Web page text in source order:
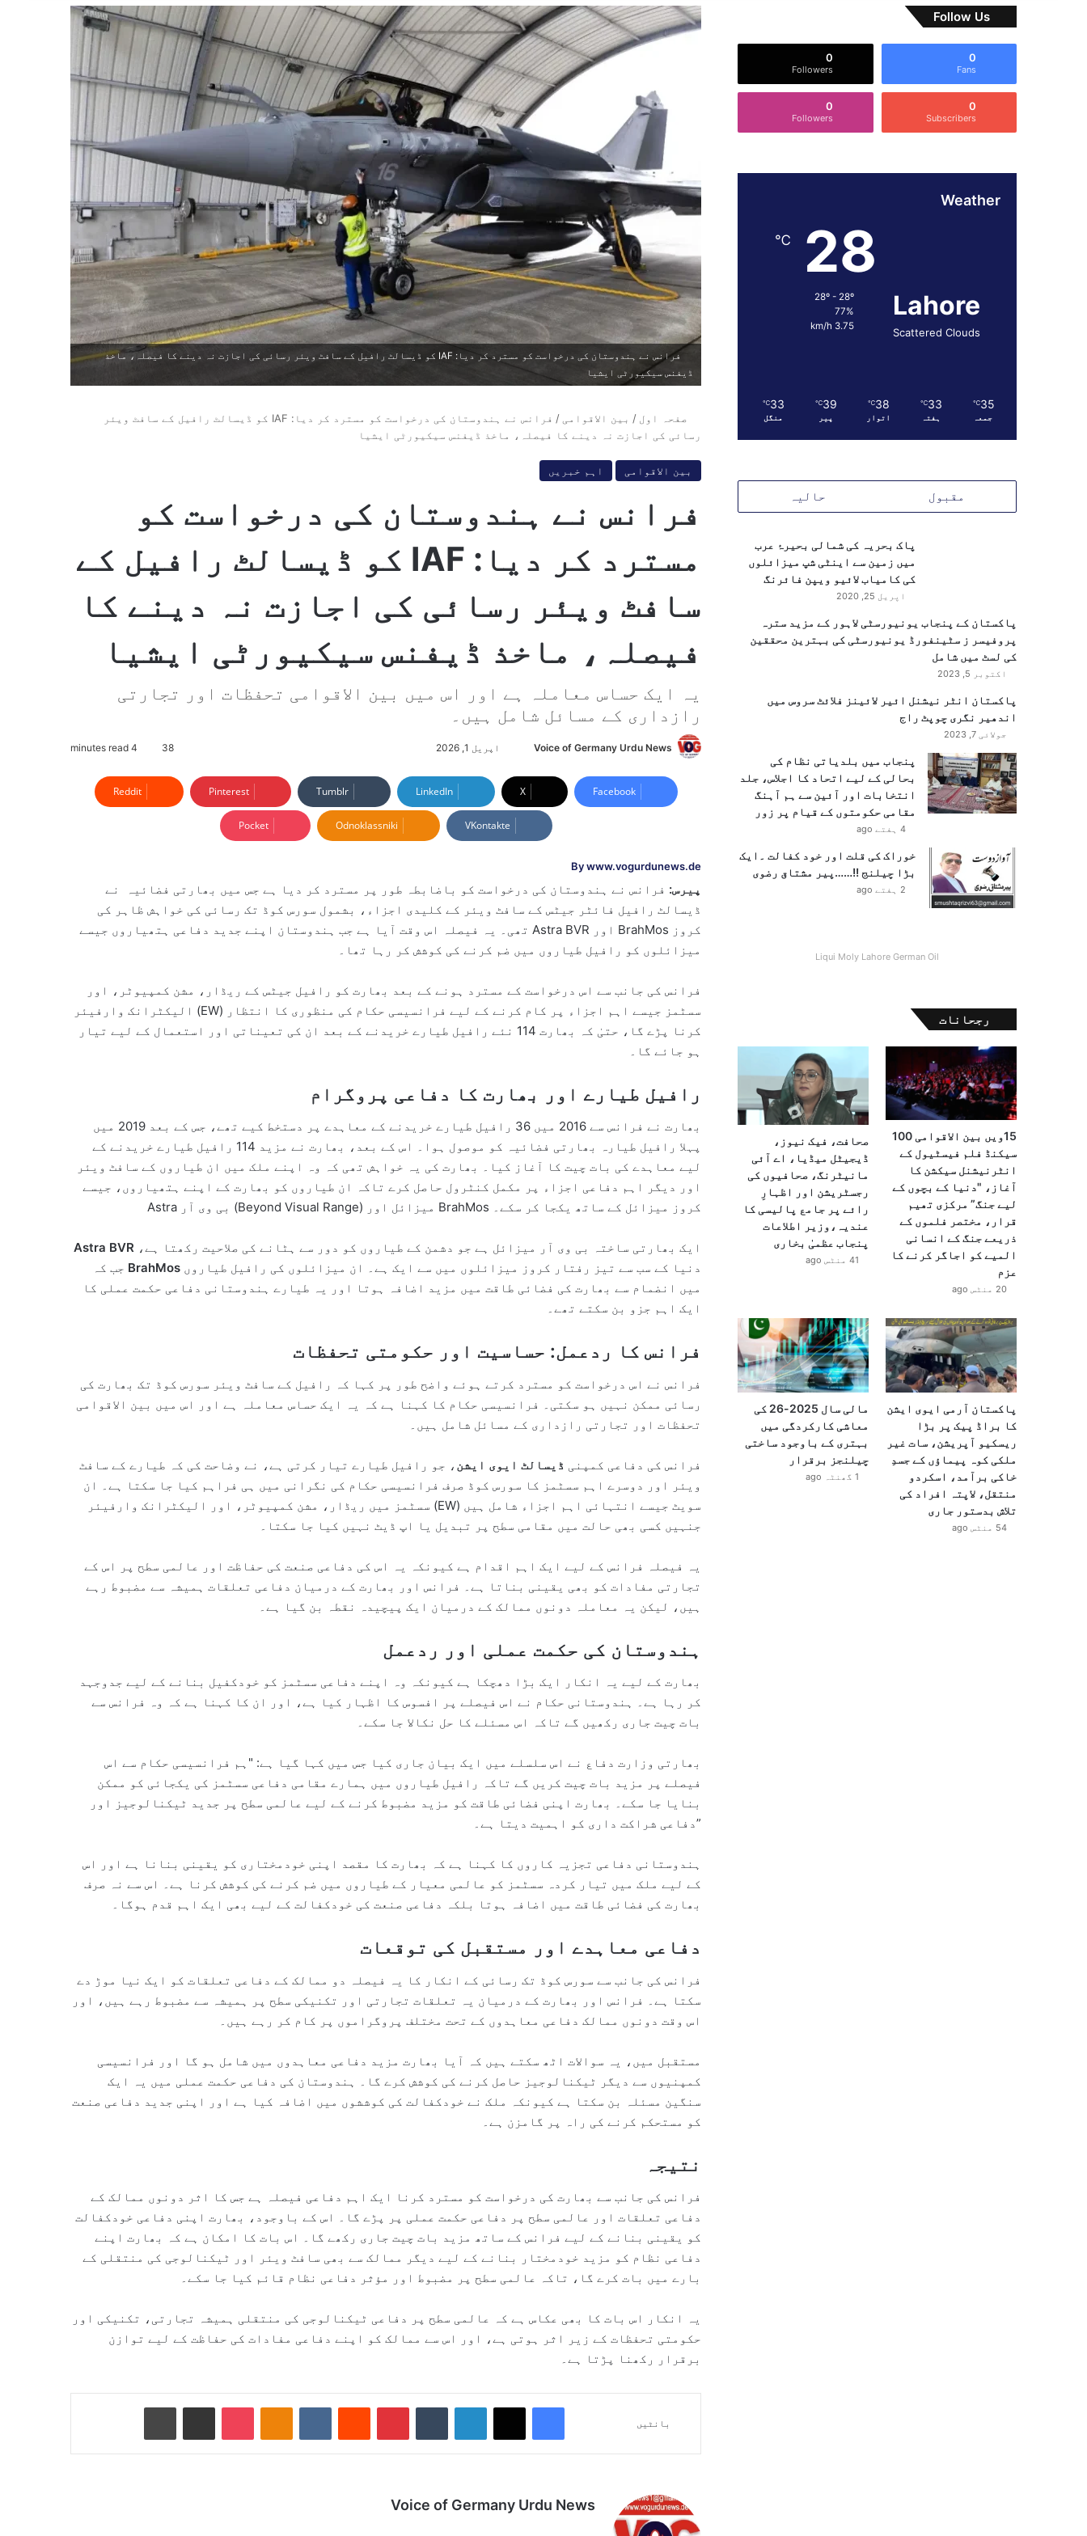
فرانس نے ہندوستان کی درخواست کو مسترد کر دیا: IAF کو ڈیسالٹ رافیل کے سافٹ ویئر رسائی کی اجازت نہ دینے کا فیصلہ، ماخذ
ڈیفنس سیکیورٹی ایشیا
صفحہ اول / بین الاقوامی /
فرانس نے ہندوستان کی درخواست کو مسترد کر دیا: IAF کو ڈیسالٹ رافیل کے سافٹ ویئر
رسائی کی اجازت نہ دینے کا فیصلہ، ماخذ ڈیفنس سیکیورٹی ایشیا
بین الاقوامی اہم خبریں
فرانس نے ہندوستان کی درخواست کو
مسترد کر دیا: IAF کو ڈیسالٹ رافیل کے
سافٹ ویئر رسائی کی اجازت نہ دینے کا
فیصلہ، ماخذ ڈیفنس سیکیورٹی ایشیا
یہ ایک حساس معاملہ ہے اور اس میں بین الاقوامی تحفظات اور تجارتی
رازداری کے مسائل شامل ہیں۔
Voice of Germany Urdu News
n
d
n
اپریل 1, 2026 38
Facebook
X
LinkedIn
Tumblr
Pinterest
Reddit
VKontakte
Odnoklassniki
Pocket
By www.vogurdunews.de
پیرس: فرانس نے ہندوستان کی درخواست کو باضابطہ طور پر مسترد کر دیا ہے جس میں بھارتی فضائیہ نے
ڈیسالٹ رافیل فائٹر جیٹس کے سافٹ ویئر کے کلیدی اجزاء، بشمول سورس کوڈ تک رسائی کی خواہش ظاہر کی
تھی۔ یہ فیصلہ اس وقت آیا ہے جب ہندوستان اپنے جدید دفاعی ہتھیاروں جیسے Astra BVR اور BrahMos کروز
میزائلوں کو رافیل طیاروں میں ضم کرنے کی کوشش کر رہا تھا۔
فرانس کی جانب سے اس درخواست کے مسترد ہونے کے بعد بھارت کو رافیل جیٹس کے ریڈار، مشن کمپیوٹر، اور
الیکٹرانک وارفیئر (EW) سسٹمز جیسے اہم اجزاء پر کام کرنے کے لیے فرانسیسی حکام کی منظوری کا انتظار
کرنا پڑے گا، حتیٰ کہ بھارت 114 نئے رافیل طیارے خریدنے کے بعد ان کی تعیناتی اور استعمال کے لیے تیار
ہو جائے گا۔
رافیل طیارے اور بھارت کا دفاعی پروگرام
بھارت نے فرانس سے 2016 میں 36 رافیل طیارے خریدنے کے معاہدے پر دستخط کیے تھے، جس کے بعد 2019 میں
پہلا رافیل طیارہ بھارتی فضائیہ کو موصول ہوا۔ اس کے بعد، بھارت نے مزید 114 رافیل طیارے خریدنے کے
لیے معاہدے کی بات چیت کا آغاز کیا۔ بھارت کی یہ خواہش تھی کہ وہ اپنے ملک میں ان طیاروں کے سافٹ ویئر
اور دیگر اہم دفاعی اجزاء پر مکمل کنٹرول حاصل کرے تاکہ ان طیاروں کو بھارت کے اپنے ہتھیاروں، جیسے
Astra بی وی آر (Beyond Visual Range) میزائل اور BrahMos کروز میزائل کے ساتھ یکجا کر سکے۔
Astra BVR
BrahMos
میں انضمام سے بھارت کی فضائی طاقت میں مزید اضافہ ہوتا اور یہ طیارے ہندوستانی دفاعی حکمت عملی کا
ایک اہم جزو بن سکتے تھے۔
فرانس کا ردعمل: حساسیت اور حکومتی تحفظات
فرانس نے اس درخواست کو مسترد کرتے ہوئے واضح طور پر کہا کہ رافیل کے سافٹ ویئر سورس کوڈ تک بھارت کی
رسائی ممکن نہیں ہو سکتی۔ فرانسیسی حکام کا کہنا ہے کہ یہ ایک حساس معاملہ ہے اور اس میں بین الاقوامی
تحفظات اور تجارتی رازداری کے مسائل شامل ہیں۔
فرانس کی دفاعی کمپنی ڈیسالٹ ایوی ایشن ، جو رافیل طیارے تیار کرتی ہے، نے وضاحت کی کہ طیارے کے سافٹ
ویئر اور دوسرے اہم سسٹمز کا سورس کوڈ صرف فرانسیسی حکام کی نگرانی میں ہی فراہم کیا جا سکتا ہے۔ ان
سسٹمز میں ریڈار، مشن کمپیوٹر، اور الیکٹرانک وارفیئر (EW) سویٹ جیسے انتہائی اہم اجزاء شامل ہیں
جنہیں کسی بھی حالت میں مقامی سطح پر تبدیل یا اپ ڈیٹ نہیں کیا جا سکتا۔
یہ فیصلہ فرانس کے لیے ایک اہم اقدام ہے کیونکہ یہ اس کی دفاعی صنعت کی حفاظت اور عالمی سطح پر اس کے
تجارتی مفادات کو بھی یقینی بناتا ہے۔ فرانس اور بھارت کے درمیان دفاعی تعلقات ہمیشہ سے مضبوط رہے
ہیں، لیکن یہ معاملہ دونوں ممالک کے درمیان ایک پیچیدہ نقطہ بن گیا ہے۔
ہندوستان کی حکمت عملی اور ردعمل
بھارت کے لیے یہ انکار ایک بڑا دھچکا ہے کیونکہ وہ اپنے دفاعی سسٹمز کو خودکفیل بنانے کے لیے جدوجہد
کر رہا ہے۔ ہندوستانی حکام نے اس فیصلے پر افسوس کا اظہار کیا ہے، اور ان کا کہنا ہے کہ وہ فرانس سے
بات چیت جاری رکھیں گے تاکہ اس مسئلے کا حل نکالا جا سکے۔
بھارتی وزارت دفاع نے اس سلسلے میں ایک بیان جاری کیا جس میں کہا گیا ہے: "ہم فرانسیسی حکام سے اس
فیصلے پر مزید بات چیت کریں گے تاکہ رافیل طیاروں میں ہمارے مقامی دفاعی سسٹمز کی یکجائی کو ممکن
بنایا جا سکے۔ بھارت اپنی فضائی طاقت کو مزید مضبوط کرنے کے لیے عالمی سطح پر جدید ٹیکنالوجیز اور
دفاعی شراکت داری کو اہمیت دیتا ہے۔”
ہندوستانی دفاعی تجزیہ کاروں کا کہنا ہے کہ بھارت کا مقصد اپنی خودمختاری کو یقینی بنانا ہے اور اس
کے لیے ملک میں تیار کردہ سسٹمز کو عالمی معیار کے طیاروں میں ضم کرنے کی کوشش کرنا ہے۔ اس سے نہ صرف
بھارت کی فضائی طاقت میں اضافہ ہوتا بلکہ دفاعی صنعت کی خودکفالت کے لیے بھی ایک اہم قدم ہوگا۔
دفاعی معاہدے اور مستقبل کی توقعات
فرانس کی جانب سے سورس کوڈ تک رسائی کے انکار کا یہ فیصلہ دو ممالک کے دفاعی تعلقات کو ایک نیا موڑ دے
سکتا ہے۔ فرانس اور بھارت کے درمیان یہ تعلقات تجارتی اور تکنیکی سطح پر ہمیشہ سے مضبوط رہے ہیں، اور
اس وقت دونوں ممالک دفاعی معاہدوں کے تحت مختلف پروگراموں پر کام کر رہے ہیں۔
مستقبل میں، یہ سوالات اٹھ سکتے ہیں کہ آیا بھارت مزید دفاعی معاہدوں میں شامل ہو گا اور فرانسیسی
کمپنیوں سے دیگر ٹیکنالوجیز حاصل کرنے کی کوشش کرے گا۔ ہندوستان کی دفاعی حکمت عملی میں یہ ایک
سنگین مسئلہ بن سکتا ہے کیونکہ ملک نے خودکفالت کی کوششوں میں اضافہ کیا ہے اور اپنی جدید دفاعی صنعت
کو مستحکم کرنے کی راہ پر گامزن ہے۔
نتیجہ
فرانس کی جانب سے بھارت کی درخواست کو مسترد کرنا ایک اہم دفاعی فیصلہ ہے جس کا اثر دونوں ممالک کے
دفاعی تعلقات اور عالمی سطح پر دفاعی حکمت عملی پر پڑے گا۔ اس کے باوجود، بھارت اپنی دفاعی خودکفالت
کو یقینی بنانے کے لیے فرانس کے ساتھ مزید بات چیت جاری رکھے گا۔ اس بات کا امکان ہے کہ بھارت اپنے
دفاعی نظام کو مزید خودمختار بنانے کے لیے دیگر ممالک سے بھی سافٹ ویئر اور ٹیکنالوجی کی منتقلی کے
بارے میں بات کرے گا، تاکہ عالمی سطح پر مضبوط اور مؤثر دفاعی نظام قائم کیا جا سکے۔
یہ انکار اس بات کا بھی عکاس ہے کہ عالمی سطح پر دفاعی ٹیکنالوجی کی منتقلی ہمیشہ تجارتی، تکنیکی اور
حکومتی تحفظات کے زیر اثر ہوتی ہے، اور اس سے ممالک کو اپنے دفاعی مفادات کی حفاظت کے لیے توازن
برقرار رکھنا پڑتا ہے۔
بانٹیں
X
LinkedIn
VKontakte ای میل کے ذریعے شیئر کریں
Voice of Germany Urdu News
Follow Us
0
Fans
0
Followers
0
Subscribers
0
Followers
Weather
Lahore
Scattered Clouds
28
℃
28º - 28º
77%
3.75 km/h
35
℃
جمعہ
33
℃
ہفتہ
38
℃
اتوار
39
℃
پیر
33
℃
منگل
مقبول حالیہ
پاک بحریہ کی شمالی بحیرۂ عرب
میں زمین سے اینٹی شپ میزائلوں
کی کامیاب لائیو ویپن فائرنگ
اپریل 25, 2020
پاکستان کے پنجاب یونیورسٹی لاہور کے مزید سترہ
پروفیسر ز سٹینفورڈ یونیورسٹی کی بہترین محققین
کی لسٹ میں شامل
اکتوبر 5, 2023
پاکستان انٹر نیشنل ائیر لائینز فلائٹ سروس میں
اندھیر نگری چوپٹ راج
جولائی 7, 2023
پنجاب میں بلدیاتی نظام کی
بحالی کے لیے اتحاد کا اجلاس، جلد
انتخابات اور آئین سے ہم آہنگ
مقامی حکومتوں کے قیام پر زور
4 ہفتے ago
خوراک کی قلت اور خود کفالت ۔ایک
بڑا چیلنج !!……پیر مشتاق رضوی
2 ہفتے ago
Liqui Moly Lahore German Oil
رجحانات
15ویں بین الاقوامی 100
سیکنڈ فلم فیسٹیول کے
انٹرنیشنل سیکشن کا
آغاز، "دنیا کے بچوں کے
لیے جنگ” مرکزی تھیم
قرار، مختصر فلموں کے
ذریعے جنگ کے انسانی
المیے کو اجاگر کرنے کا
عزم
20 منٹس ago
صحافت، فیک نیوز،
ڈیجیٹل میڈیا، اے آئی
مانیٹرنگ، صحافیوں کی
رجسٹریشن اور اظہارِ
رائے پر جامع پالیسی کا
عندیہ،وزیر اطلاعات
پنجاب عظمیٰ بخاری
41 منٹس ago
پاکستان آرمی ایوی ایشن
کا براڈ پیک پر بڑا
ریسکیو آپریشن، سات غیر
ملکی کوہ پیماؤں کے جسدِ
خاکی برآمد، اسکردو
منتقل، لاپتہ افراد کی
تلاش بدستور جاری
54 منٹس ago
مالی سال 2025-26 کی
معاشی کارکردگی میں
بہتری کے باوجود ساختی
چیلنجز برقرار
1 گھنٹہ ago